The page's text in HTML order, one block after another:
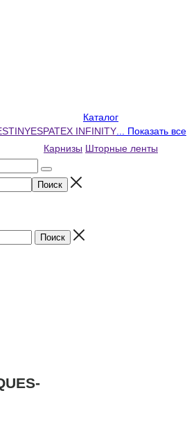
Каталог
ESPATEX INFINITY ... Показать все
Карнизы Шторные ленты